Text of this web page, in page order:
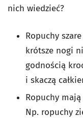
nich wiedzieć?
Ropuchy
krótsze nogi
godnością
i skaczą
Ropuchy
Np. ropuchy